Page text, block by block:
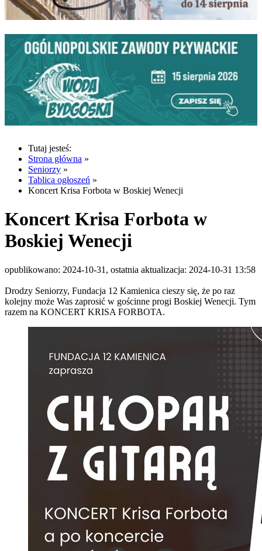
Tutaj jesteś:
Strona główna »
Seniorzy »
Tablica ogłoszeń »
Koncert Krisa Forbota w Boskiej Wenecji
Koncert Krisa Forbota w
Boskiej Wenecji
opublikowano: 2024-10-31, ostatnia aktualizacja: 2024-10-31 13:58
Drodzy Seniorzy, Fundacja 12 Kamienica cieszy się, że po raz
kolejny może Was zaprosić w gościnne progi Boskiej Wenecji. Tym
razem na KONCERT KRISA FORBOTA.